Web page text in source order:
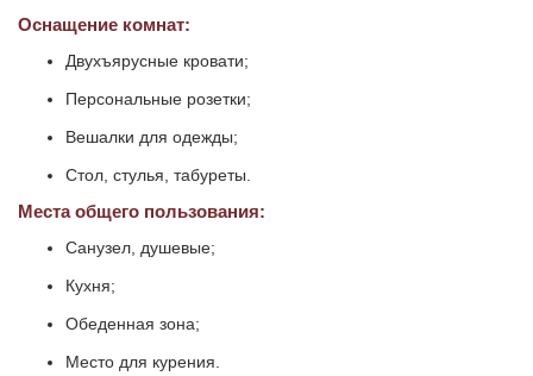
Оснащение комнат:
Двухъярусные кровати;
Персональные розетки;
Вешалки для одежды;
Стол, стулья, табуреты.
Места общего пользования:
Санузел, душевые;
Кухня;
Обеденная зона;
Место для курения.